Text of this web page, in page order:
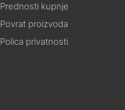
Prednosti kupnje
Povrat proizvoda
Polica privatnosti